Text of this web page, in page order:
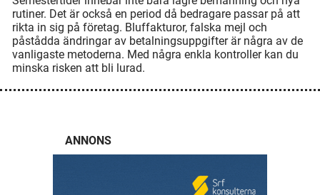
rutiner. Det är också en period då bedragare passar på att
rikta in sig på företag. Bluffakturor, falska mejl och
påstådda ändringar av betalningsuppgifter är några av de
vanligaste metoderna. Med några enkla kontroller kan du
minska risken att bli lurad.
ANNONS